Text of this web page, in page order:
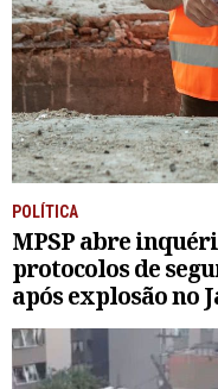
POLÍTICA
MPSP abre
protocolos de
após explosão no